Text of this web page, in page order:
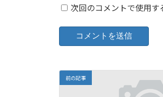
次回のコメントで使用す
前の記事